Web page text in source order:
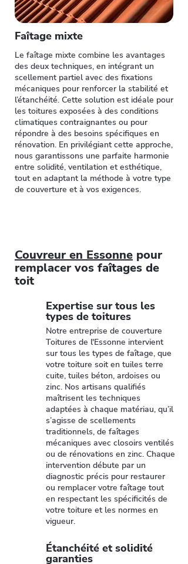
Faîtage mixte
Le faîtage mixte combine les avantages
des deux techniques, en intégrant un
scellement partiel avec des fixations
mécaniques pour renforcer la stabilité et
l’étanchéité. Cette solution est idéale pour
les toitures exposées à des conditions
climatiques contraignantes ou pour
répondre à des besoins spécifiques en
rénovation. En privilégiant cette approche,
nous garantissons une parfaite harmonie
entre solidité, ventilation et esthétique,
tout en adaptant la méthode à votre type
de couverture et à vos exigences.
Couvreur en Essonne pour
remplacer vos faîtages de
toit
Expertise sur tous les
types de toitures
Notre entreprise de couverture
Toitures de l'Essonne intervient
sur tous les types de faîtage, que
votre toiture soit en tuiles terre
cuite, tuiles béton, ardoises ou
zinc. Nos artisans qualifiés
maîtrisent les techniques
adaptées à chaque matériau, qu’il
s’agisse de scellements
traditionnels, de faîtages
mécaniques avec closoirs ventilés
ou de rénovations en zinc. Chaque
intervention débute par un
diagnostic précis pour restaurer
ou remplacer votre faîtage tout
en respectant les spécificités de
votre toiture et les normes en
vigueur.
Étanchéité et solidité
garanties